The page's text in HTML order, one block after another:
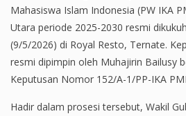
Mahasiswa Islam Indonesia (PW IKA
Utara periode 2025-2030 resmi
(9/5/2026) di Royal Resto, Ternate.
resmi dipimpin oleh Muhajirin Bailusy
Keputusan Nomor 152/A-1/PP-IKA
Hadir dalam prosesi tersebut, Wakil